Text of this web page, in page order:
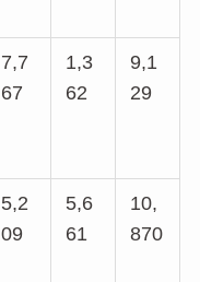
7,7
67
1,3
62
9,1
29
5,2
09
5,6
61
10,
870